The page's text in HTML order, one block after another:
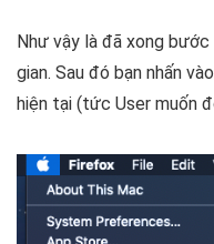
Như vậy là đã xong
gian. Sau đó bạn nhấn
hiện tại (tức User muốn